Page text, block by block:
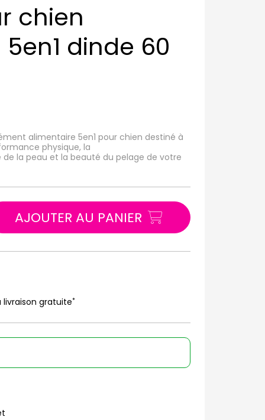
chien
dinde 60
alimentaire 5en1 pour chien destiné à
physique, la
la peau et la beauté du pelage de votre
AJOUTER AU PANIER
gratuite*